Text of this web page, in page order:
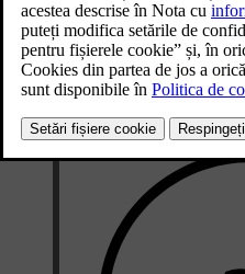
În timpul manevrei, se activează
avarie. După ce mașina se
și se acționează frâna de parcare.